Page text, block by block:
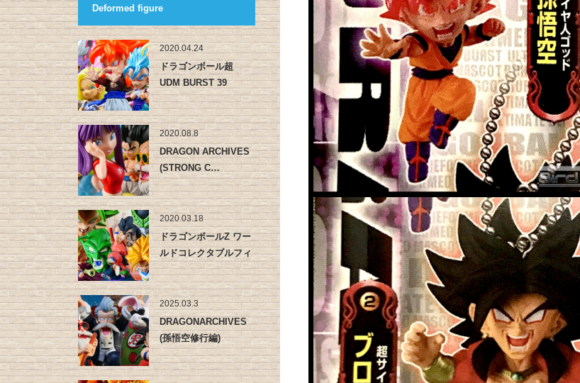
Deformed figure
2020.04.24
ドラゴンボール超
UDM BURST 39
2020.08.8
DRAGON ARCHIVES
(STRONG C…
2020.03.18
ドラゴンボールZ ワー
ルドコレクタブルフィ
ギュア …
2025.03.3
DRAGONARCHIVES
(孫悟空修行編)